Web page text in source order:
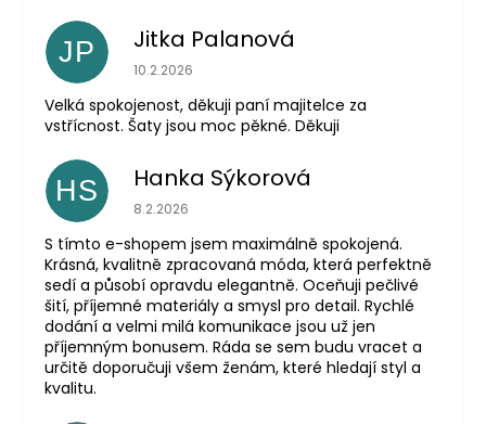
JP Jitka Palanová
Hodnocení obchodu je 5 z 5 hvězdiček.
10.2.2026
Velká spokojenost, děkuji paní majitelce za
vstřícnost. Šaty jsou moc pěkné. Děkuji
HS Hanka Sýkorová
Hodnocení obchodu je 5 z 5 hvězdiček.
8.2.2026
S tímto e-shopem jsem maximálně spokojená.
Krásná, kvalitně zpracovaná móda, která perfektně
sedí a působí opravdu elegantně. Oceňuji pečlivé
šití, příjemné materiály a smysl pro detail. Rychlé
dodání a velmi milá komunikace jsou už jen
příjemným bonusem. Ráda se sem budu vracet a
určitě doporučuji všem ženám, které hledají styl a
kvalitu.